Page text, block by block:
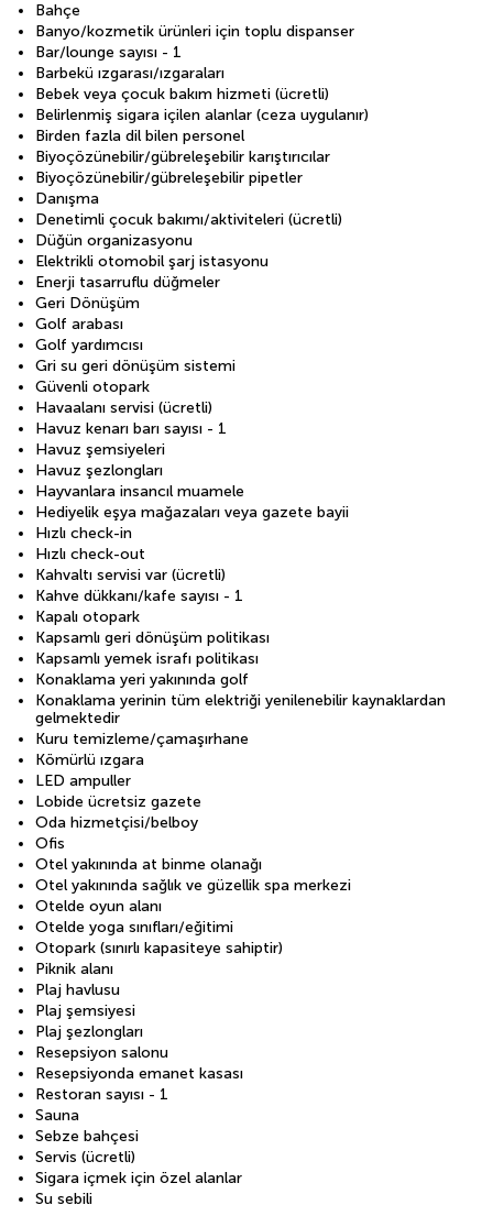
Bahçe
Banyo/kozmetik ürünleri için toplu dispanser
Bar/lounge sayısı - 1
Barbekü ızgarası/ızgaraları
Bebek veya çocuk bakım hizmeti (ücretli)
Belirlenmiş sigara içilen alanlar (ceza uygulanır)
Birden fazla dil bilen personel
Biyoçözünebilir/gübreleşebilir karıştırıcılar
Biyoçözünebilir/gübreleşebilir pipetler
Danışma
Denetimli çocuk bakımı/aktiviteleri (ücretli)
Düğün organizasyonu
Elektrikli otomobil şarj istasyonu
Enerji tasarruflu düğmeler
Geri Dönüşüm
Golf arabası
Golf yardımcısı
Gri su geri dönüşüm sistemi
Güvenli otopark
Havaalanı servisi (ücretli)
Havuz kenarı barı sayısı - 1
Havuz şemsiyeleri
Havuz şezlongları
Hayvanlara insancıl muamele
Hediyelik eşya mağazaları veya gazete bayii
Hızlı check-in
Hızlı check-out
Kahvaltı servisi var (ücretli)
Kahve dükkanı/kafe sayısı - 1
Kapalı otopark
Kapsamlı geri dönüşüm politikası
Kapsamlı yemek israfı politikası
Konaklama yeri yakınında golf
Konaklama yerinin tüm elektriği yenilenebilir kaynaklardan
gelmektedir
Kuru temizleme/çamaşırhane
Kömürlü ızgara
LED ampuller
Lobide ücretsiz gazete
Oda hizmetçisi/belboy
Ofis
Otel yakınında at binme olanağı
Otel yakınında sağlık ve güzellik spa merkezi
Otelde oyun alanı
Otelde yoga sınıfları/eğitimi
Otopark (sınırlı kapasiteye sahiptir)
Piknik alanı
Plaj havlusu
Plaj şemsiyesi
Plaj şezlongları
Resepsiyon salonu
Resepsiyonda emanet kasası
Restoran sayısı - 1
Sauna
Sebze bahçesi
Servis (ücretli)
Sigara içmek için özel alanlar
Su sebili